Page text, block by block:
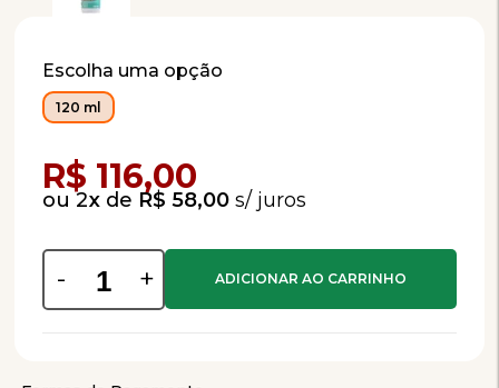
Escolha uma opção
120 ml
R$ 116,00
2x de R$ 58,00
- +